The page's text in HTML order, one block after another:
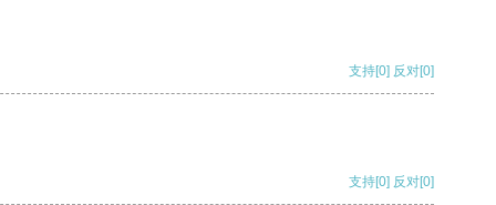
支持[0] 反对[0]
支持[0] 反对[0]